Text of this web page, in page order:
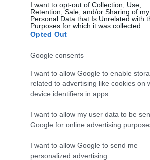
I want to opt-out of Collection, Use,
Retention, Sale, and/or Sharing of my
Personal Data that Is Unrelated with
Purposes for which it was collected.
Opted Out
Google consents
I want to allow Google to enable
related to advertising like cookies on
device identifiers in apps.
I want to allow my user data to be
Google for online advertising
I want to allow Google to send me
personalized advertising.
az Újpest néha pár pontot
Dunapentelére kellene menni
meccsre.. Rögtön népszerűsödne a
építenék a létesítményeket.
focira áldozott pénz töredékéből jól
Na de miket is hordok össze,
Lazlee
14 éve
@trollfeeder : ott bukott az egész,
nem lenne olyan költséghatékony